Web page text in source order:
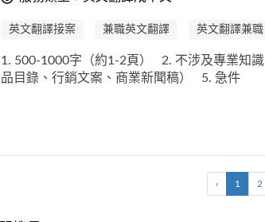
英文翻譯接案 兼職英文翻譯 英文翻譯兼職
1. 500-1000字（約1-2頁） 2. 不涉及專業知識
品目錄、行銷文案、商業新聞稿）
5. 急件
‹ 1 2